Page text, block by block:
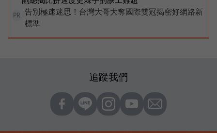
PR
告別極速迷思！台灣大哥大奪國際雙冠揭密好網路新
標準
追蹤我們